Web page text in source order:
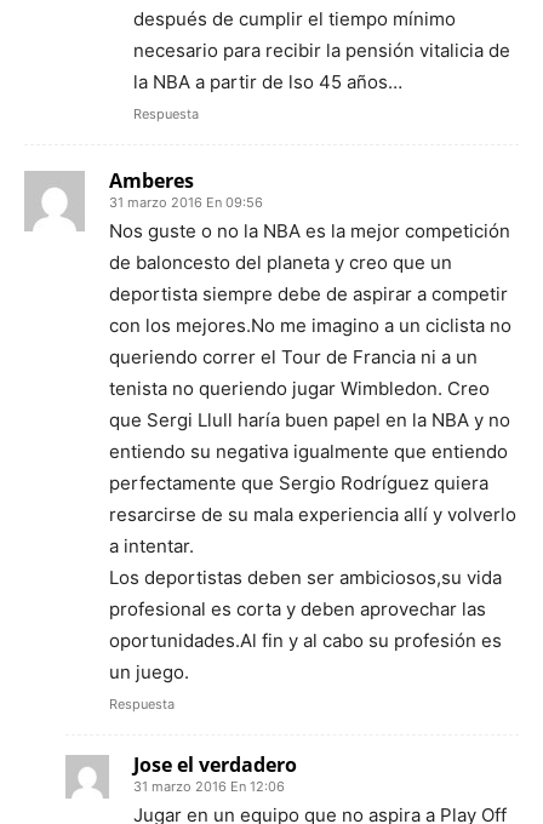
después de cumplir el tiempo mínimo
necesario para recibir la pensión vitalicia de
la NBA a partir de lso 45 años…
Respuesta
Amberes
31 marzo 2016 En 09:56
Nos guste o no la NBA es la mejor competición
de baloncesto del planeta y creo que un
deportista siempre debe de aspirar a competir
con los mejores.No me imagino a un ciclista no
queriendo correr el Tour de Francia ni a un
tenista no queriendo jugar Wimbledon. Creo
que Sergi Llull haría buen papel en la NBA y no
entiendo su negativa igualmente que entiendo
perfectamente que Sergio Rodríguez quiera
resarcirse de su mala experiencia allí y volverlo
a intentar.
Los deportistas deben ser ambiciosos,su vida
profesional es corta y deben aprovechar las
oportunidades.Al fin y al cabo su profesión es
un juego.
Respuesta
Jose el verdadero
31 marzo 2016 En 12:06
Jugar en un equipo que no aspira a Play Off